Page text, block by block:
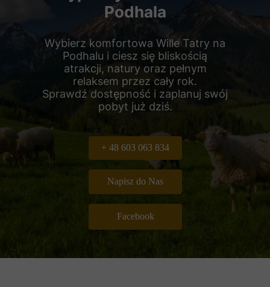
Facebook
Napisz do Nas
+ 48 603 063 834
Podhala
Wybierz komfortowa Wille Tatry na
Podhalu i ciesz się bliskością
atrakcji, natury oraz pełnym
relaksem przez cały rok.
Sprawdź dostępność i zaplanuj swój
pobyt już dziś.